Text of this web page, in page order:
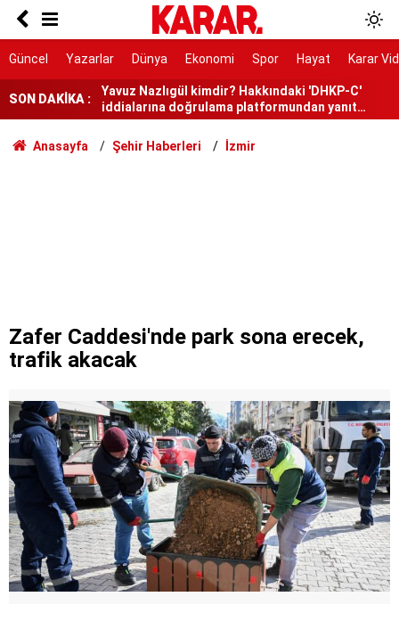
Güncel Yazarlar Dünya Ekonomi Spor Hayat Karar
SON DAKİKA :
Tepebaşı Belediye Başkanı Ataç Yeni Parti’ye
iddialarına doğrulama platformundan yanıt
geldi!
Meteoroloji'den uyarı: Marmara’da pazar günü
sağanak bekleniyor
dikkat çekti
149 şüpheli hakkında dava
Anasayfa Şehir Haberleri İzmir
Zafer Caddesi'nde park sona erecek,
trafik akacak